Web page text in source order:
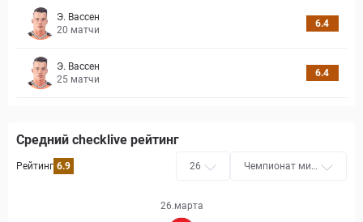
Э. Вассен
20 матчи
6.4
Э. Вассен
25 матчи
6.4
Средний checklive рейтинг
Рейтинг 6.9 26
Чемпионат мир
26.марта